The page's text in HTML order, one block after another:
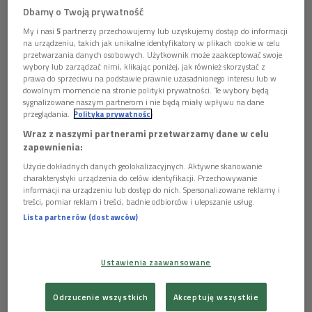
się z Inspektorem Ochrony Danych, e-mail: iod@polskieradio.pl, tel.
22 645 34 03.
3.
Dane osobowe będą przetwarzane w celach marketingowych
na podstawie zgody.
4.
Dane osobowe mogą być udostępniane wyłącznie w celu
prawidłowej realizacji usług określonych w polityce prywatności.
5.
Dane osobowe nie będą przekazywane poza Europejski
Obszar Gospodarczy lub do organizacji międzynarodowej.
6.
Dane osobowe będą przechowywane przez okres 5 lat od
dezaktywacji konta, zgodnie z przepisami prawa.
7.
Ma Pan/i prawo dostępu do swoich danych osobowych, ich
przetwarzania.
8.
Ma Pan/i prawo do wniesienia sprzeciwu wobec dalszego
przetwarzania, a w przypadku wyrażenia zgody na przetwarzanie
danych osobowych do jej wycofania. Skorzystanie z prawa do
Polskie Radio S.A. informuje, że w trakcie przetwarzania
danych osobowych nie są podejmowane zautomatyzowane decyzje
woltę o 180 stopni i głośne elektryczne gitary. Od
chowania się przed światem po koncert dla Bangla
Desh i chrześcijańskie nawrócenie. Od współpracy z
Knopflerem po wspaniały pozytywny projekt The
Travelin' Wilburys.
AUDIO 5 plików
 10'58
Historia powszechna rock'n'rolla - Bob Dylan cz.1
 12'12 
Historia powszechna rock'n'rolla - Bob Dylan cz.2
Historia powszechna rock'n'rolla - Bob Dylan cz.3
Dbamy o Twoją prywatność
My i nasi5 partnerzy przechowujemy lub uzyskujemy dostęp do informacji
na urządzeniu, takich jak unikalne identyfikatory w plikach cookie w celu
przetwarzania danych osobowych. Użytkownik może zaakceptować swoje
wybory lub zarządzać nimi, klikając poniżej, jak również skorzystać z
prawa do sprzeciwu na podstawie prawnie uzasadnionego interesu lub w
dowolnym momencie na stronie polityki prywatności. Te wybory będą
sygnalizowane naszym partnerom i nie będą miały wpływu na dane
przeglądania. Polityka prywatności
Wraz z naszymi partnerami przetwarzamy dane w celu
zapewnienia:
Użycie dokładnych danych geolokalizacyjnych. Aktywne skanowanie
charakterystyki urządzenia do celów identyfikacji. Przechowywanie
informacji na urządzeniu lub dostęp do nich. Spersonalizowane reklamy i
treści, pomiar reklam i treści, badnie odbiorców i ulepszanie usług.
Lista partnerów (dostawców)
Ustawienia zaawansowane
Odrzucenie wszystkich Akceptuję wszystkie